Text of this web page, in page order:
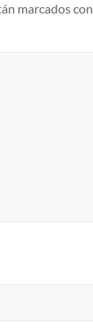
marcados con